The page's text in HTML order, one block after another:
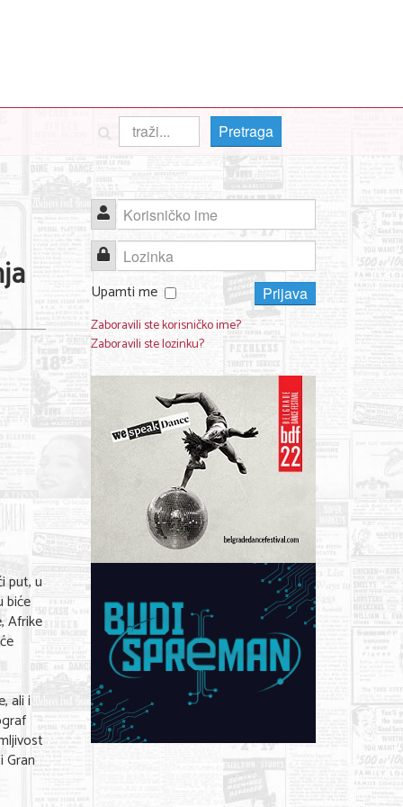
Pretraga
put, u
biće
Afrike
ali i
Gran
Korisničko ime
Lozinka
Upamti me
Prijava
Zaboravili ste korisničko ime?
Zaboravili ste lozinku?